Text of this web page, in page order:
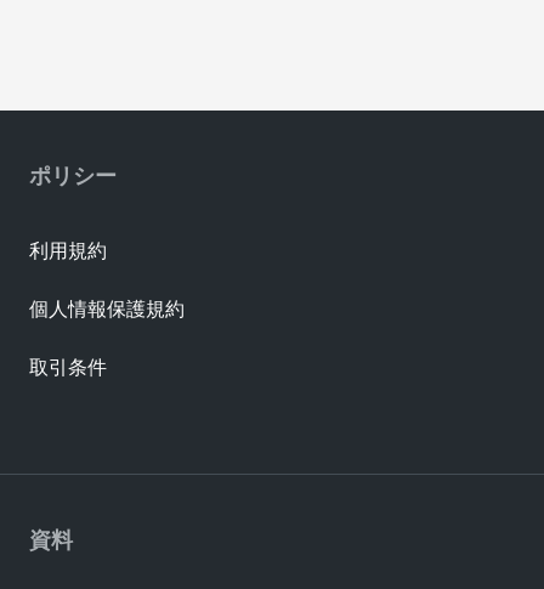
資料
ポリシー
利用規約
個人情報保護規約
取引条件